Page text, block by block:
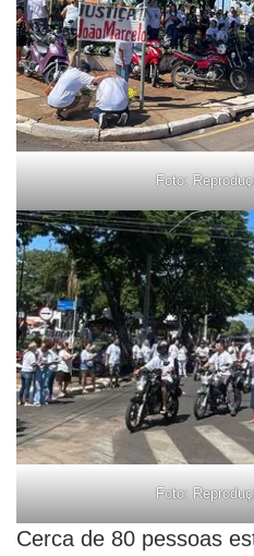
Foto:
Foto:
Cerca de 80 pessoas